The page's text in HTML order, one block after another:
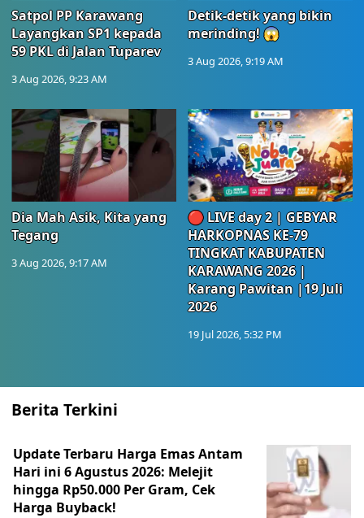
Satpol PP Karawang
Layangkan SP1 kepada
59 PKL di Jalan Tuparev
3 Aug 2026, 9:23 AM
Detik-detik yang bikin
merinding! 😱
3 Aug 2026, 9:19 AM
Dia Mah Asik, Kita yang
Tegang
3 Aug 2026, 9:17 AM
🔴 LIVE day 2 | GEBYAR
HARKOPNAS KE-79
TINGKAT KABUPATEN
KARAWANG 2026 |
Karang Pawitan |19 Juli
2026
19 Jul 2026, 5:32 PM
Berita Terkini
Update Terbaru Harga Emas Antam
Hari ini 6 Agustus 2026: Melejit
hingga Rp50.000 Per Gram, Cek
Harga Buyback!